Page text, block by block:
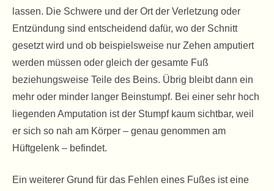
lassen. Die Schwere und der Ort der Verletzung oder
Entzündung sind entscheidend dafür, wo der Schnitt
gesetzt wird und ob beispielsweise nur Zehen amputiert
werden müssen oder gleich der gesamte Fuß
beziehungsweise Teile des Beins. Übrig bleibt dann ein
mehr oder minder langer Beinstumpf. Bei einer sehr hoch
liegenden Amputation ist der Stumpf kaum sichtbar, weil
er sich so nah am Körper – genau genommen am
Hüftgelenk – befindet.
Ein weiterer Grund für das Fehlen eines Fußes ist eine